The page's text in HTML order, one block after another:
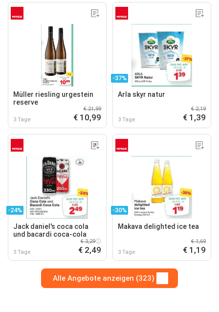
Müller riesling urgestein
reserve
3 Tage
€ 21,99
€ 10,99
-37%
Arla skyr natur
3 Tage
€ 2,19
€ 1,39
-24%
Jack daniel's coca cola
und bacardi coca-cola
3 Tage
€ 3,29
€ 2,49
-30%
Makava delighted ice tea
3 Tage
€ 1,69
€ 1,19
Alle Angebote anzeigen (323)